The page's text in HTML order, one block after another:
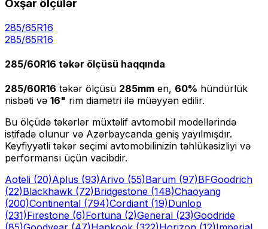
Oxşar ölçülər
285/65R16
285/65R16
285/60R16 təkər ölçüsü haqqında
285/60R16 təkər ölçüsü 285mm en, 60% hündürlük
nisbəti və 16" rim diametri ilə müəyyən edilir.
Bu ölçüdə təkərlər müxtəlif avtomobil modellərində
istifadə olunur və Azərbaycanda geniş yayılmışdır.
Keyfiyyətli təkər seçimi avtomobilinizin təhlükəsizliyi və
performansı üçün vacibdir.
Aoteli (20)Aplus (93)Arivo (55)Barum (97)BFGoodrich
(22)Blackhawk (72)Bridgestone (148)Chaoyang
(200)Continental (794)Cordiant (19)Dunlop
(231)Firestone (6)Fortuna (2)General (23)Goodride